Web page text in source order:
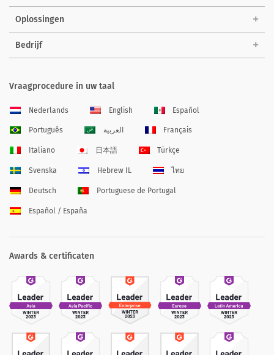
Oplossingen
Bedrijf
Vraagprocedure in uw taal
Nederlands English Español
Português العربية Français
Italiano 日本語 Türkçe
Svenska Hebrew IL ไทย
Deutsch Portuguese de Portugal
Español / España
Awards & certificaten